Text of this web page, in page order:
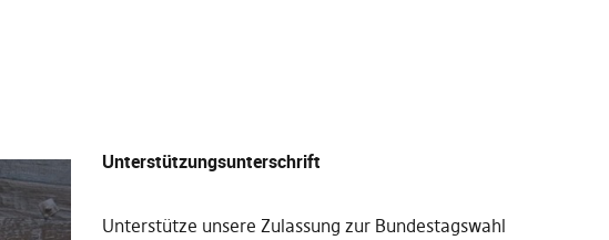
Unterstützungsunterschrift
Unterstütze unsere Zulassung zur Bundestagswahl